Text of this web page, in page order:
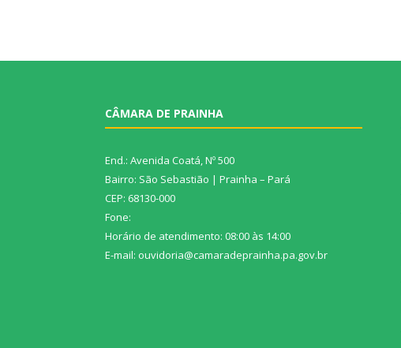
CÂMARA DE PRAINHA
End.: Avenida Coatá, Nº 500
Bairro: São Sebastião | Prainha – Pará
CEP: 68130-000
Fone:
Horário de atendimento: 08:00 às 14:00
E-mail: ouvidoria@camaradeprainha.pa.gov.br